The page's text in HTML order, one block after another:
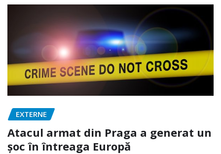
EXTERNE
Atacul armat din Praga a generat un
șoc în întreaga Europă